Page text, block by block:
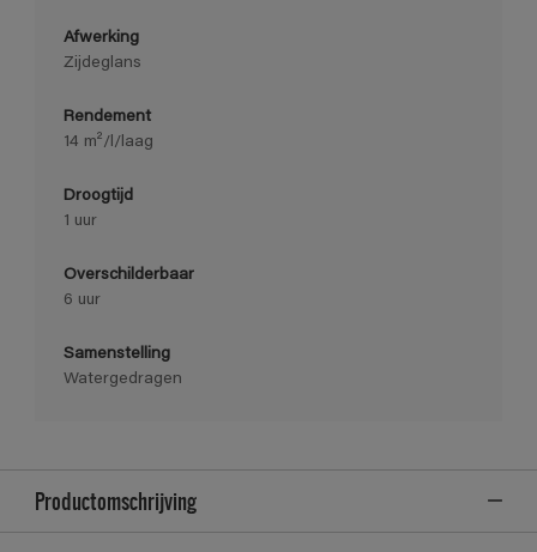
Afwerking
Zijdeglans
Rendement
14 m²/l/laag
Droogtijd
1 uur
Overschilderbaar
6 uur
Samenstelling
Watergedragen
Productomschrijving